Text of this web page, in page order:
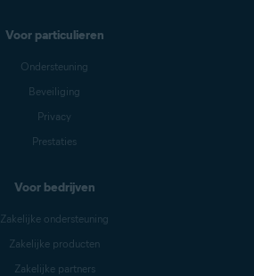
Voor particulieren
Ondersteuning
Beveiliging
Privacy
Prestaties
Voor bedrijven
Zakelijke ondersteuning
Zakelijke producten
Zakelijke partners